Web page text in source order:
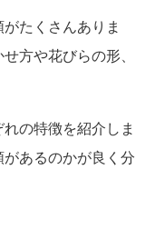
たくさんありま
方や花びらの形、
の特徴を紹介しま
あるのかが良く分